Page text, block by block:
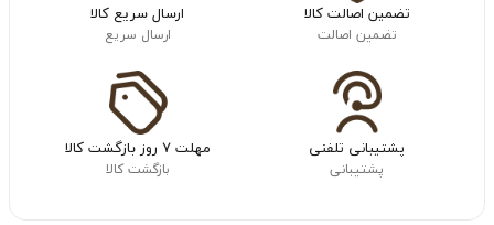
تضمین اصالت کالا
تضمین اصالت
ارسال سریع کالا
ارسال سریع
پشتیبانی تلفنی
پشتیبانی
مهلت ۷ روز بازگشت کالا
بازگشت کالا